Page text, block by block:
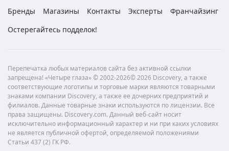
Бренды
Магазины Контакты Эксперты
Франчайзинг
Остерегайтесь подделок!
Перепечатка любых материалов сайта без активной ссылки
запрещена! «Четыре глаза» © 2002-2026© 2026 Discovery, а также
соответствующие логотипы и торговые марки являются товарными
знаками компании Discovery, а также ее дочерних предприятий и
филиалов. Данные товарные знаки используются по лицензии. Все
права защищены. Discovery.com. Данный веб-сайт носит
исключительно информационный характер и ни при каких условиях
не является публичной офертой, определяемой положениями
Статьи 437 (2) ГК РФ.